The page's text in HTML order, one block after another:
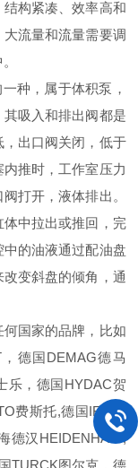
构紧凑、效率高和
流量和流量需要调
种，属于体积泵，
吸入和排出阀都是
出口阀关闭，低于
推时，工作室压力
打开，液体排出。
中拉出或推回，完
的油液通过配油盘
变斜盘的倾角，通
国家的品牌，比如
德国DEMAG德马
乐，德国HYDAC贺
费斯托,德国IFM易
德汉HEIDENHAIN,
TURCK图尔克，德